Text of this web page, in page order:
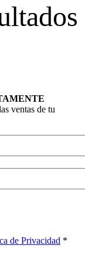
ventas de tu
de Privacidad *